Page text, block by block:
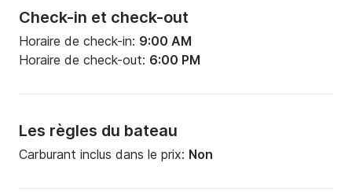
Check-in et check-out
Horaire de check-in: 9:00 AM
Horaire de check-out: 6:00 PM
Les règles du bateau
Carburant inclus dans le prix: Non